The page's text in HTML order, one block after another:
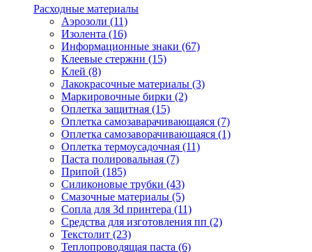
Расходные материалы
Аэрозоли (11)
Изолента (16)
Информационные знаки (67)
Клеевые стержни (15)
Клей (8)
Лакокрасочные материалы (3)
Маркировочные бирки (2)
Оплетка защитная (15)
Оплетка самозаварачивающаяся (7)
Оплетка самозаворачивающаяся (1)
Оплетка термоусадочная (11)
Паста полировальная (7)
Припой (185)
Силиконовые трубки (43)
Смазочные материалы (5)
Сопла для 3d принтера (11)
Средства для изготовления пп (2)
Текстолит (23)
Теплопроводящая паста (6)